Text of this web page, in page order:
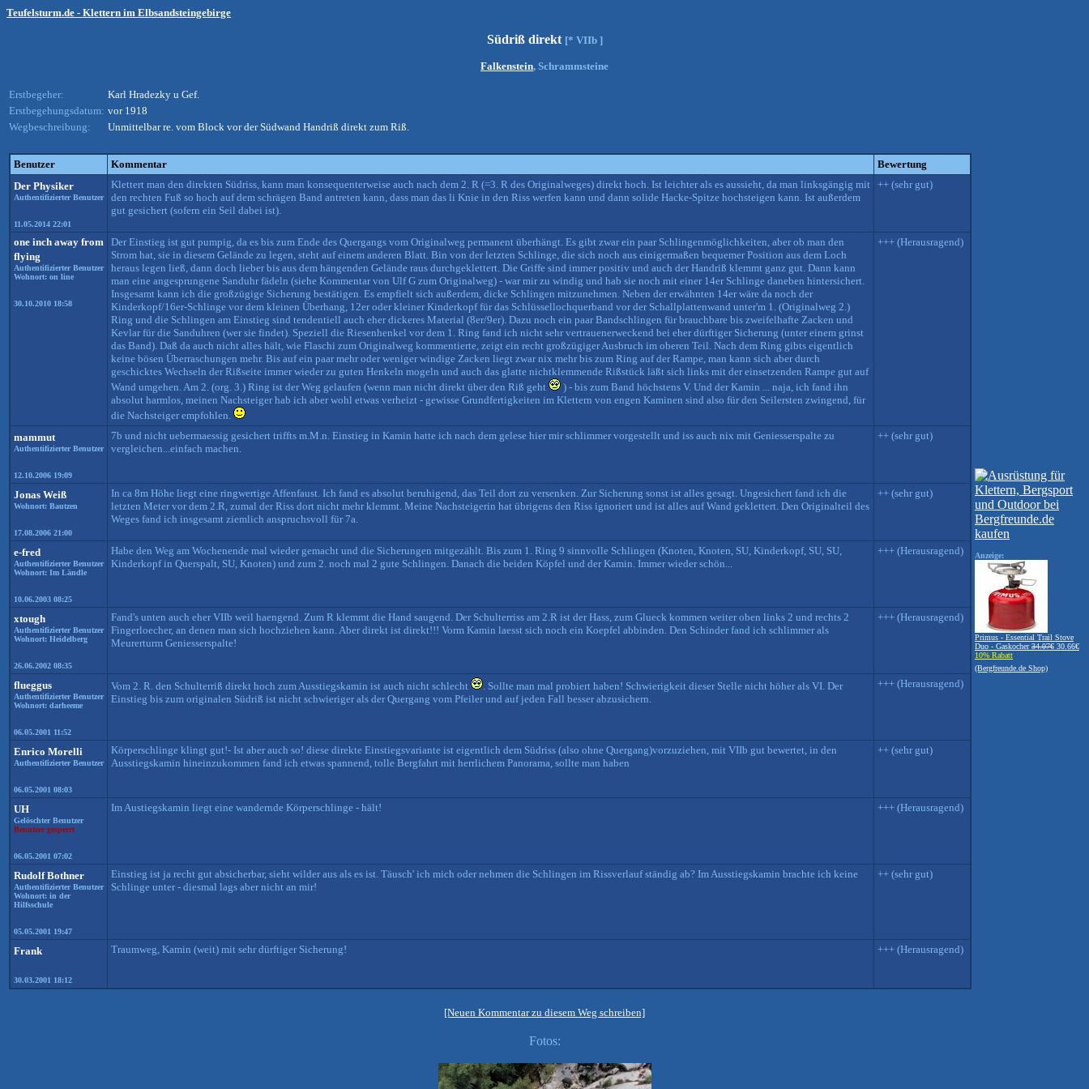
Teufelsturm.de - Klettern im Elbsandsteingebirge
Südriß direkt [* VIIb ]
Falkenstein, Schrammsteine
Erstbegeher:
Karl Hradezky u Gef.
Erstbegehungsdatum: vor 1918
Wegbeschreibung:
Unmittelbar re. vom Block vor der Südwand Handriß direkt zum Riß.
Benutzer Kommentar
Bewertung
Der Physiker
Authentifizierter Benutzer
11.05.2014 22:01
Klettert man den direkten Südriss, kann man konsequenterweise auch nach dem 2. R (=3. R des Originalweges) direkt hoch. Ist leichter als es aussieht, da man linksgängig mit
den rechten Fuß so hoch auf dem schrägen Band antreten kann, dass man das li Knie in den Riss werfen kann und dann solide Hacke-Spitze hochsteigen kann. Ist außerdem
gut gesichert (sofern ein Seil dabei ist).
++ (sehr gut)
one inch away from
flying
Authentifizierter Benutzer
Wohnort: on line
30.10.2010 18:58
Der Einstieg ist gut pumpig, da es bis zum Ende des Quergangs vom Originalweg permanent überhängt. Es gibt zwar ein paar Schlingenmöglichkeiten, aber ob man den
Strom hat, sie in diesem Gelände zu legen, steht auf einem anderen Blatt. Bin von der letzten Schlinge, die sich noch aus einigermaßen bequemer Position aus dem Loch
heraus legen ließ, dann doch lieber bis aus dem hängenden Gelände raus durchgeklettert. Die Griffe sind immer positiv und auch der Handriß klemmt ganz gut. Dann kann
man eine angesprungene Sanduhr fädeln (siehe Kommentar von Ulf G zum Originalweg) - war mir zu windig und hab sie noch mit einer 14er Schlinge daneben hintersichert.
Insgesamt kann ich die großzügige Sicherung bestätigen. Es empfielt sich außerdem, dicke Schlingen mitzunehmen. Neben der erwähnten 14er wäre da noch der
Kinderkopf/16er-Schlinge vor dem kleinen Überhang, 12er oder kleiner Kinderkopf für das Schlüssellochquerband vor der Schallplattenwand unter'm 1. (Originalweg 2.)
Ring und die Schlingen am Einstieg sind tendentiell auch eher dickeres Material (8er/9er). Dazu noch ein paar Bandschlingen für brauchbare bis zweifelhafte Zacken und
Kevlar für die Sanduhren (wer sie findet). Speziell die Riesenhenkel vor dem 1. Ring fand ich nicht sehr vertrauenerweckend bei eher dürftiger Sicherung (unter einem grinst
das Band). Daß da auch nicht alles hält, wie Flaschi zum Originalweg kommentierte, zeigt ein recht großzügiger Ausbruch im oberen Teil. Nach dem Ring gibts eigentlich
keine bösen Überraschungen mehr. Bis auf ein paar mehr oder weniger windige Zacken liegt zwar nix mehr bis zum Ring auf der Rampe, man kann sich aber durch
geschicktes Wechseln der Rißseite immer wieder zu guten Henkeln mogeln und auch das glatte nichtklemmende Rißstück läßt sich links mit der einsetzenden Rampe gut auf
Wand umgehen. Am 2. (org. 3.) Ring ist der Weg gelaufen (wenn man nicht direkt über den Riß geht
) - bis zum Band höchstens V. Und der Kamin ... naja, ich fand ihn
absolut harmlos, meinen Nachsteiger hab ich aber wohl etwas verheizt - gewisse Grundfertigkeiten im Klettern von engen Kaminen sind also für den Seilersten zwingend, für
die Nachsteiger empfohlen.
+++ (Herausragend)
mammut
Authentifizierter Benutzer
12.10.2006 19:09
7b und nicht uebermaessig gesichert triffts m.M.n. Einstieg in Kamin hatte ich nach dem gelese hier mir schlimmer vorgestellt und iss auch nix mit Geniesserspalte zu
vergleichen...einfach machen.
++ (sehr gut)
Jonas Weiß
Wohnort: Bautzen
17.08.2006 21:00
In ca 8m Höhe liegt eine ringwertige Affenfaust. Ich fand es absolut beruhigend, das Teil dort zu versenken. Zur Sicherung sonst ist alles gesagt. Ungesichert fand ich die
letzten Meter vor dem 2.R, zumal der Riss dort nicht mehr klemmt. Meine Nachsteigerin hat übrigens den Riss ignoriert und ist alles auf Wand geklettert. Den Originalteil des
Weges fand ich insgesamt ziemlich anspruchsvoll für 7a.
++ (sehr gut)
e-fred
Authentifizierter Benutzer
Wohnort: Im Ländle
10.06.2003 08:25
Habe den Weg am Wochenende mal wieder gemacht und die Sicherungen mitgezählt. Bis zum 1. Ring 9 sinnvolle Schlingen (Knoten, Knoten, SU, Kinderkopf, SU, SU,
Kinderkopf in Querspalt, SU, Knoten) und zum 2. noch mal 2 gute Schlingen. Danach die beiden Köpfel und der Kamin. Immer wieder schön...
+++ (Herausragend)
xtough
Authentifizierter Benutzer
Wohnort: Heidelberg
26.06.2002 08:35
Fand's unten auch eher VIIb weil haengend. Zum R klemmt die Hand saugend. Der Schulterriss am 2.R ist der Hass, zum Glueck kommen weiter oben links 2 und rechts 2
Fingerloecher, an denen man sich hochziehen kann. Aber direkt ist direkt!!! Vorm Kamin laesst sich noch ein Koepfel abbinden. Den Schinder fand ich schlimmer als
Meurerturm Geniesserspalte!
+++ (Herausragend)
flueggus
Authentifizierter Benutzer
Wohnort: darheeme
06.05.2001 11:52
Vom 2. R. den Schulterriß direkt hoch zum Ausstiegskamin ist auch nicht schlecht
. Sollte man mal probiert haben! Schwierigkeit dieser Stelle nicht höher als VI. Der
Einstieg bis zum originalen Südriß ist nicht schwieriger als der Quergang vom Pfeiler und auf jeden Fall besser abzusichern.
+++ (Herausragend)
Enrico Morelli
Authentifizierter Benutzer
06.05.2001 08:03
Körperschlinge klingt gut!- Ist aber auch so! diese direkte Einstiegsvariante ist eigentlich dem Südriss (also ohne Quergang)vorzuziehen, mit VIIb gut bewertet, in den
Ausstiegskamin hineinzukommen fand ich etwas spannend, tolle Bergfahrt mit herrlichem Panorama, sollte man haben
++ (sehr gut)
UH
Gelöschter Benutzer
Benutzer gesperrt
06.05.2001 07:02
Im Austiegskamin liegt eine wandernde Körperschlinge - hält! +++ (Herausragend)
Rudolf Bothner
Authentifizierter Benutzer
Wohnort: in der
Hilfsschule
05.05.2001 19:47
Einstieg ist ja recht gut absicherbar, sieht wilder aus als es ist. Täusch' ich mich oder nehmen die Schlingen im Rissverlauf ständig ab? Im Ausstiegskamin brachte ich keine
Schlinge unter - diesmal lags aber nicht an mir!
++ (sehr gut)
Frank
30.03.2001 18:12
Traumweg, Kamin (weit) mit sehr dürftiger Sicherung! +++ (Herausragend)
Anzeige:
Primus - Essential Trail Stove
Duo - Gaskocher34.07€ 30.66€
10% Rabatt
(Bergfreunde.de Shop)
[Neuen Kommentar zu diesem Weg schreiben]
Fotos: